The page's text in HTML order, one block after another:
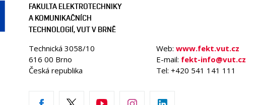
FAKULTA ELEKTROTECHNIKY
A KOMUNIKAČNÍCH
TECHNOLOGIÍ, VUT V BRNĚ
Technická 3058/10
616 00 Brno
Česká republika
Web: www.fekt.vut.cz
E-mail: fekt-info@vut.cz
Tel: +420 541 141 111